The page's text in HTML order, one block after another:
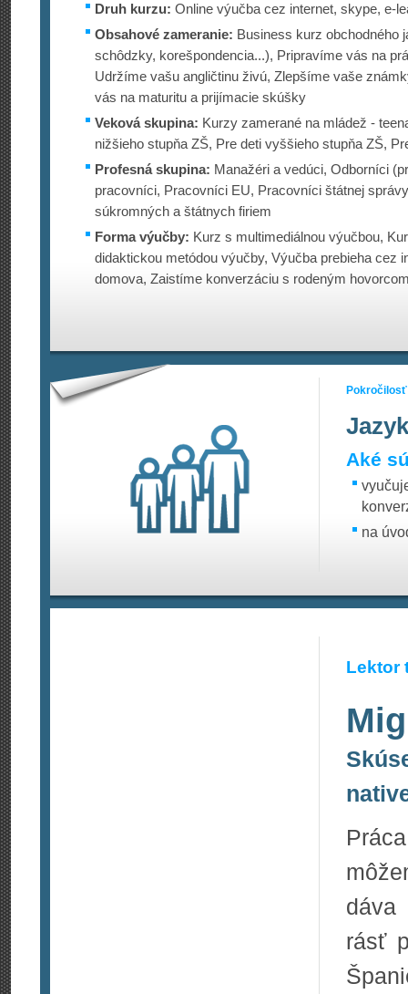
Druh kurzu: Online výučba cez internet, skype, e-
Obsahové zameranie: Business kurz obchodného
schôdzky, korešpondencia...), Pripravíme vás na
Udržíme vašu angličtinu živú, Zlepšíme vaše
vás na maturitu a prijímacie skúšky
Veková skupina: Kurzy zamerané na mládež -
nižšieho stupňa ZŠ, Pre deti vyššieho stupňa ZŠ,
Profesná skupina: Manažéri a vedúci, Odborníci
pracovníci, Pracovníci EU, Pracovníci štátnej
súkromných a štátnych firiem
Forma výučby: Kurz s multimediálnou výučbou,
didaktickou metódou výučby, Výučba prebieha cez
domova, Zaistíme konverzáciu s rodeným
Aké
na
Lektor
dáva
rásť